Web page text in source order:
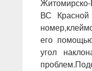
ВС
его
угол